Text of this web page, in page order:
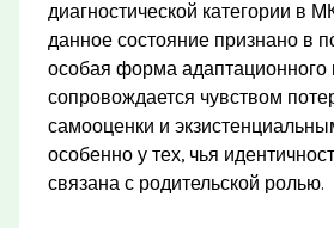
диагностической категории в
данное состояние признано в
особая форма адаптационного
сопровождается чувством
самооценки и
особенно у тех, чья
связана с родительской ролью.